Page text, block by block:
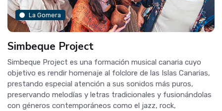
La Gomera
Simbeque Project
Simbeque Project es una formación musical canaria cuyo
objetivo es rendir homenaje al folclore de las Islas Canarias,
prestando especial atención a sus sonidos más puros,
preservando melodías y letras tradicionales y fusionándolas
con géneros contemporáneos como el jazz, rock,